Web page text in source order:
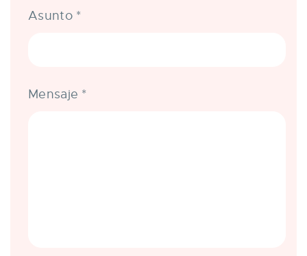
Asunto *
Mensaje *